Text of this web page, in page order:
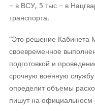
– в ВСУ, 5 тыс – в
транспорта.
“Это решение Кабинета
своевременное
подготовкой и
срочную военную
определит объемы
пишут на официальносм